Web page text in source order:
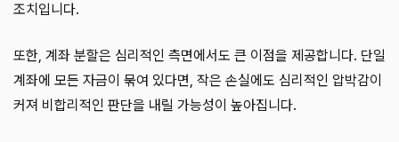
조치입니다.
또한, 계좌 분할은 심리적인 측면에서도 큰 이점을 제공합니다. 단일
계좌에 모든 자금이 묶여 있다면, 작은 손실에도 심리적인 압박감이
커져 비합리적인 판단을 내릴 가능성이 높아집니다.